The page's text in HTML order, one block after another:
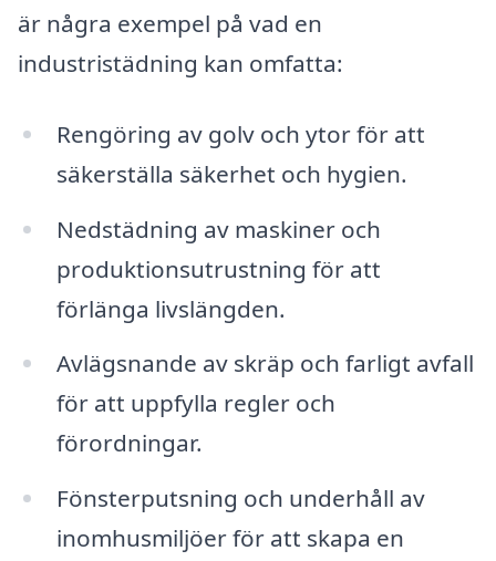
är några exempel på vad en
industristädning kan omfatta:
Rengöring av golv och ytor för att
säkerställa säkerhet och hygien.
Nedstädning av maskiner och
produktionsutrustning för att
förlänga livslängden.
Avlägsnande av skräp och farligt avfall
för att uppfylla regler och
förordningar.
Fönsterputsning och underhåll av
inomhusmiljöer för att skapa en